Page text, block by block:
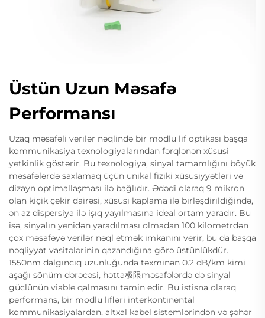
Üstün Uzun Məsafə
Performansı
Uzaq məsafəli verilər nəqlində bir modlu lif optikası başqa
kommunikasiya texnologiyalarından fərqlənən xüsusi
yetkinlik göstərir. Bu texnologiya, sinyal tamamlığını böyük
məsafələrdə saxlamaq üçün unikal fiziki xüsusiyyətləri və
dizayn optimallaşması ilə bağlıdır. Ədədi olaraq 9 mikron
olan kiçik çekir dairəsi, xüsusi kaplama ilə birləşdirildiğində,
ən az dispersiya ilə işıq yayılmasına ideal ortam yaradır. Bu
isə, sinyalın yenidən yaradılması olmadan 100 kilometrdən
çox məsafəyə verilər nəql etmək imkanını verir, bu da başqa
nəqliyyat vasitələrinin qazandığına görə üstünlükdür.
1550nm dalgıncıq uzunluğunda təxminən 0.2 dB/km kimi
aşağı sönüm dərəcəsi, hətta极限məsafələrdə də sinyal
güclünün viable qalmasını təmin edir. Bu istisna olaraq
performans, bir modlu lifləri interkontinental
kommunikasiyalardan, altxal kabel sistemlərindən və şəhər